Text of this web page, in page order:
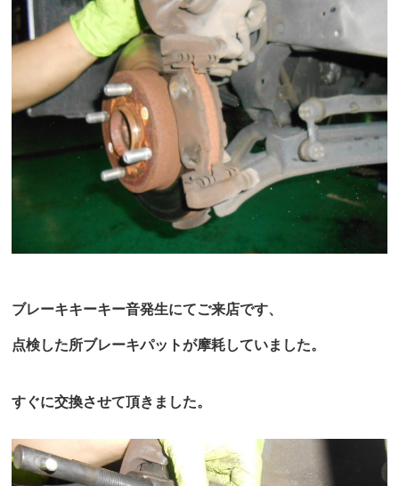
ブレーキキーキー音発生にてご来店です、
点検した所ブレーキパットが摩耗していました。
すぐに交換させて頂きました。